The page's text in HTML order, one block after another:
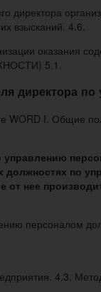
директора
взысканий. 4.6.
оказания
5.1.
директора
WORD I. Общие
управлению
по
нее
персоналом
4.3.